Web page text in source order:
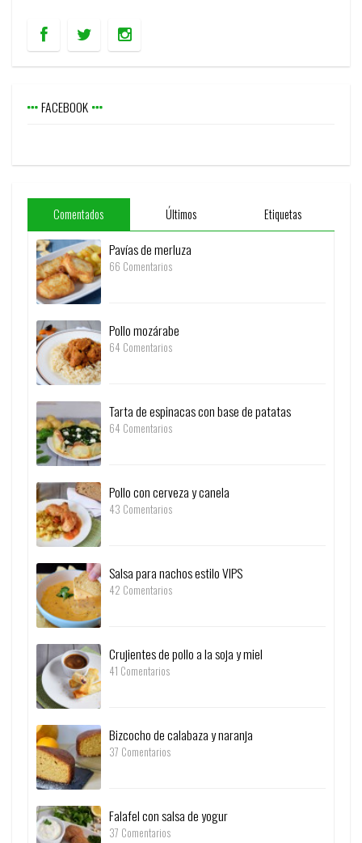
FACEBOOK
Comentados Últimos Etiquetas
Pavías de merluza
66 Comentarios
Pollo mozárabe
64 Comentarios
Tarta de espinacas con base de patatas
64 Comentarios
Pollo con cerveza y canela
43 Comentarios
Salsa para nachos estilo VIPS
42 Comentarios
Crujientes de pollo a la soja y miel
41 Comentarios
Bizcocho de calabaza y naranja
37 Comentarios
Falafel con salsa de yogur
37 Comentarios